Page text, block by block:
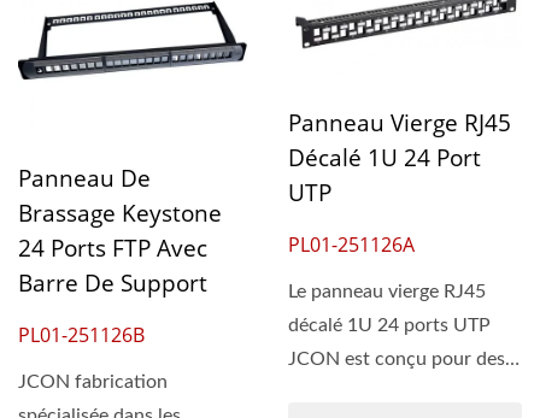
Panneau De
Brassage Keystone
24 Ports FTP Avec
Barre De Support
PL01-251126B
JCON fabrication
Panneau Vierge RJ45
Décalé 1U 24 Port
UTP
PL01-251126A
Le panneau vierge RJ45
décalé 1U 24 ports UTP
JCON est conçu pour des